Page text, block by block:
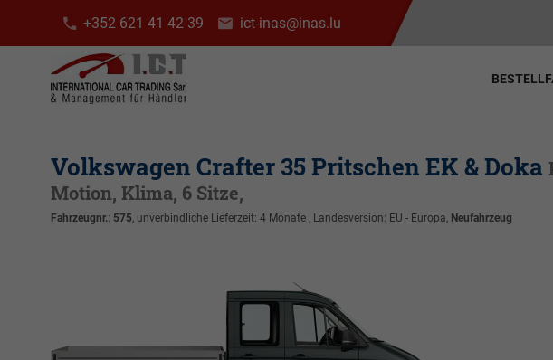
+352 621 41 42 39 ict-inas@inas.lu
Volkswagen Crafter 35 Pritschen EK & Doka
Motion, Klima, 6 Sitze,
Fahrzeugnr.: 575 , unverbindliche Lieferzeit: 4 Monate , Landesversion: EU - Europa, Neufahrzeug